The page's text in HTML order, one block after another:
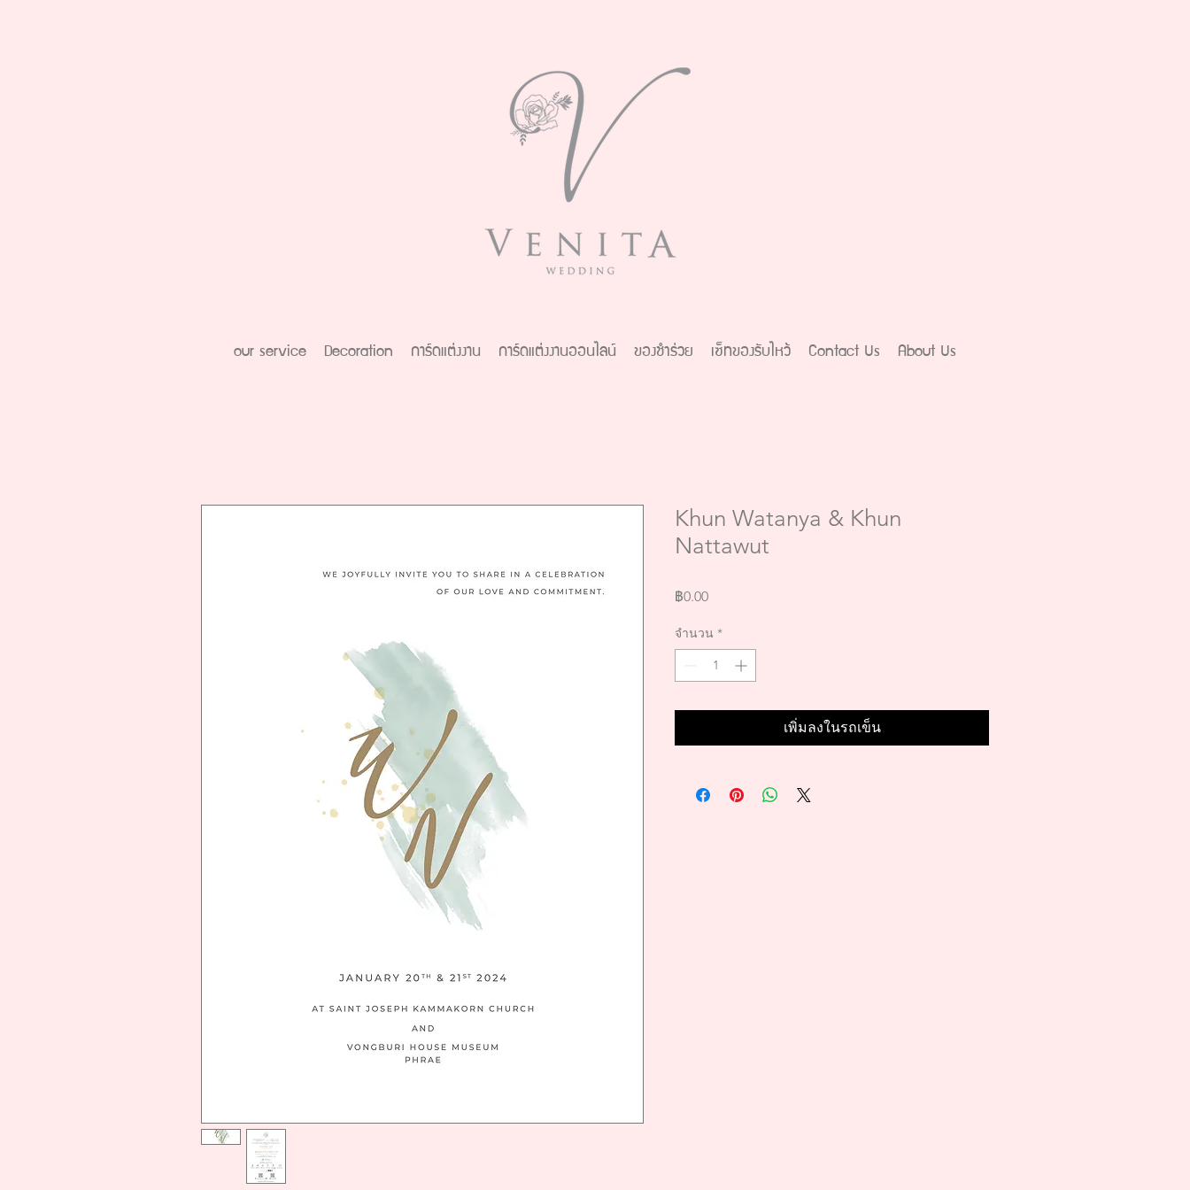
our service Decoration การ์ดแต่งงาน การ์ดแต่งงานออนไลน์ ของชำร่วย เซ็ทของรับไหว้ Contact Us About Us
Khun Watanya & Khun
Nattawut
฿0.00ราคา
จำนวน *
เพิ่มลงในรถเข็น